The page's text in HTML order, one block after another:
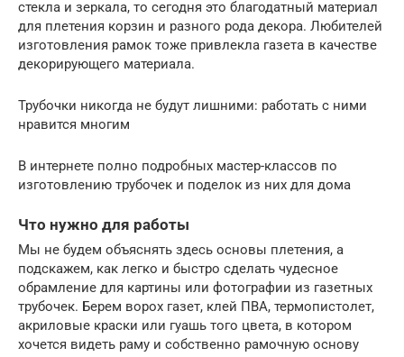
стекла и зеркала, то сегодня это благодатный материал
для плетения корзин и разного рода декора. Любителей
изготовления рамок тоже привлекла газета в качестве
декорирующего материала.
Трубочки никогда не будут лишними: работать с ними
нравится многим
В интернете полно подробных мастер-классов по
изготовлению трубочек и поделок из них для дома
Что нужно для работы
Мы не будем объяснять здесь основы плетения, а
подскажем, как легко и быстро сделать чудесное
обрамление для картины или фотографии из газетных
трубочек. Берем ворох газет, клей ПВА, термопистолет,
акриловые краски или гуашь того цвета, в котором
хочется видеть раму и собственно рамочную основу